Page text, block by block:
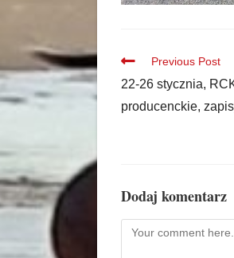
Previous Post
22-26 stycznia,
producenckie,
Dodaj komentarz